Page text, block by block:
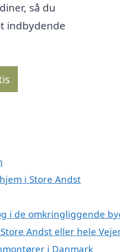
så du
indbydende
i Store Andst
i de omkringliggende
Andst eller hele
i Danmark